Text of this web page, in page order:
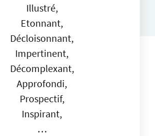
Illustré,
Etonnant,
Décloisonnant,
Impertinent,
Décomplexant,
Approfondi,
Prospectif,
Inspirant,
…